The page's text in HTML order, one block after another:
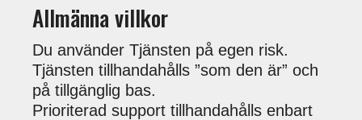
Allmänna villkor
Du använder Tjänsten på egen risk.
Tjänsten tillhandahålls ”som den är” och
på tillgänglig bas.
Prioriterad support tillhandahålls enbart